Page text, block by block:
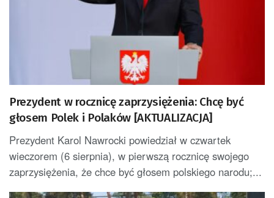
Prezydent w rocznicę zaprzysiężenia: Chcę być
głosem Polek i Polaków [AKTUALIZACJA]
Prezydent Karol Nawrocki powiedział w czwartek
wieczorem (6 sierpnia), w pierwszą rocznicę swojego
zaprzysiężenia, że chce być głosem polskiego narodu;...